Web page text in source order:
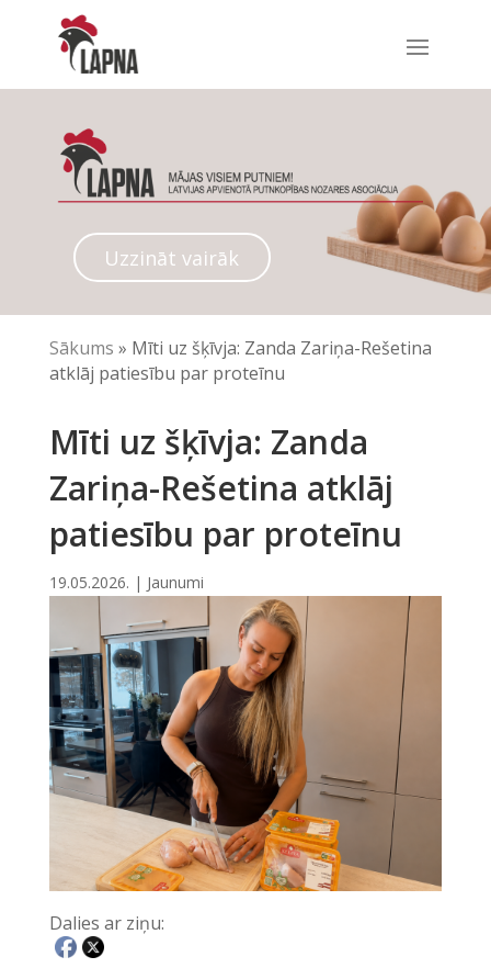
Uzzināt vairāk
Sākums » Mīti uz šķīvja: Zanda Zariņa-Rešetina
atklāj patiesību par proteīnu
Mīti uz šķīvja: Zanda
Zariņa-Rešetina atklāj
patiesību par proteīnu
19.05.2026. | Jaunumi
Dalies ar ziņu: